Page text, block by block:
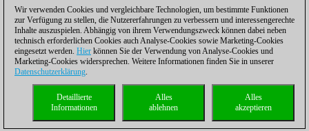
Wir verwenden Cookies und vergleichbare Technologien, um bestimmte Funktionen
zur Verfügung zu stellen, die Nutzererfahrungen zu verbessern und interessengerechte
Inhalte auszuspielen. Abhängig von ihrem Verwendungszweck können dabei neben
technisch erforderlichen Cookies auch Analyse-Cookies sowie Marketing-Cookies
eingesetzt werden. Hier können Sie der Verwendung von Analyse-Cookies und
Marketing-Cookies widersprechen. Weitere Informationen finden Sie in unserer
Datenschutzerklärung.
Alles
akzeptieren
Alles
ablehnen
Detaillierte
Informationen